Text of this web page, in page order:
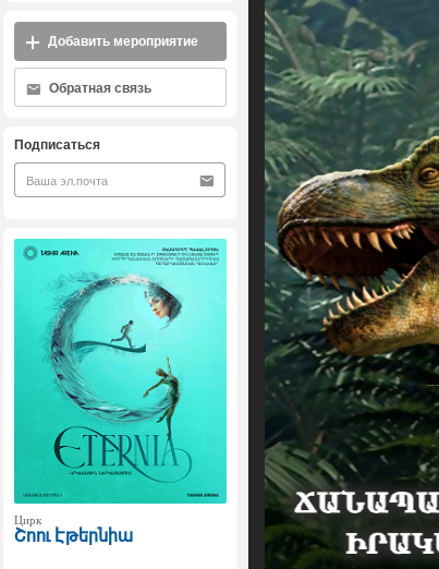
Добавить мероприятие
Обратная связь
Подписаться
Цирк
Շոու Էթերնիա